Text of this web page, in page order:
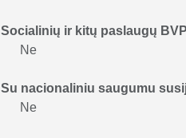
Socialinių ir kitų paslaugų
Ne
Su nacionaliniu saugumu
Ne